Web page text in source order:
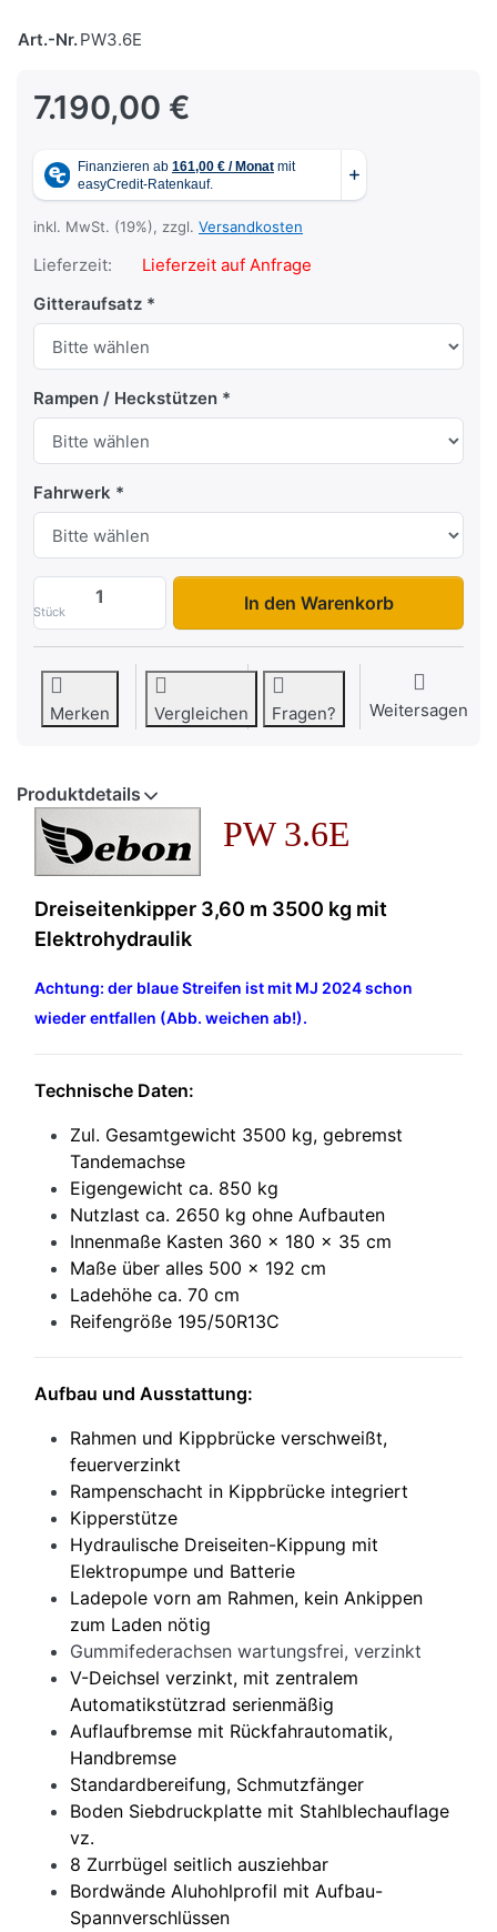
Art.-Nr.PW3.6E
7.190,00 €
inkl. MwSt. (19%), zzgl. Versandkosten
Lieferzeit:
Lieferzeit auf Anfrage
Gitteraufsatz
Rampen / Heckstützen
Fahrwerk
Stück
PW3.6E zu 7.190,00 €, Menge 1.
In den Warenkorb
Merken Vergleichen Fragen? Weitersagen
Produktdetails
PW 3.6E
Dreiseitenkipper 3,60 m 3500 kg mit
Elektrohydraulik
Achtung: der blaue Streifen ist mit MJ 2024 schon
wieder entfallen (Abb. weichen ab!).
Technische Daten:
Zul. Gesamtgewicht 3500 kg, gebremst
Tandemachse
Eigengewicht ca. 850 kg
Nutzlast ca. 2650 kg ohne Aufbauten
Innenmaße Kasten 360 x 180 x 35 cm
Maße über alles 500 x 192 cm
Ladehöhe ca. 70 cm
Reifengröße 195/50R13C
Aufbau und Ausstattung:
Rahmen und Kippbrücke verschweißt,
feuerverzinkt
Rampenschacht in Kippbrücke integriert
Kipperstütze
Hydraulische Dreiseiten-Kippung mit
Elektropumpe und Batterie
Ladepole vorn am Rahmen, kein Ankippen
zum Laden nötig
Gummifederachsen wartungsfrei, verzinkt
V-Deichsel verzinkt, mit zentralem
Automatikstützrad serienmäßig
Auflaufbremse mit Rückfahrautomatik,
Handbremse
Standardbereifung, Schmutzfänger
Boden Siebdruckplatte mit Stahlblechauflage
vz.
8 Zurrbügel seitlich ausziehbar
Bordwände Aluhohlprofil mit Aufbau-
Spannverschlüssen